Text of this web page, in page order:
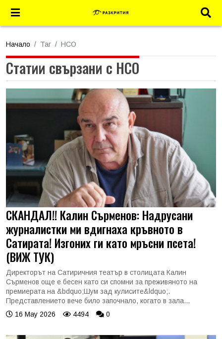
Начало Таг НСО
Статии свързани с НСО
СКАНДАЛ!! Калин Сърменов: Надрусани
журналистки ми вдигнаха кръвното в
Сатирата! Изгоних ги като мръсни псета!
(ВИЖ ТУК)
Директорът на Сатиричния театър в столицата Калин
Сърменов още е бесен като си спомни за преживяното на
премиерата на &bdquo;Шум зад кулисите&ldquo;.
Представлението вече било започнало, когато в зала...
16 May 2026
4494 0